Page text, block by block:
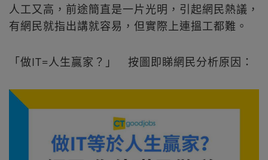
人工又高，前途簡直是一片光明，引起網民熱議，
有網民就指出講就容易，但實際上連搵工都難。
「做IT=人生贏家？」 按圖即睇網民分析原因：